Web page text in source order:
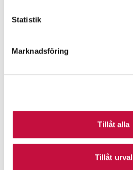
Statistik
Marknadsföring
Tillåt alla
Tillåt urval